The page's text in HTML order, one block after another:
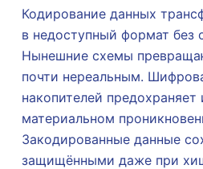
Кодирование данных
в недоступный формат без
Нынешние схемы
почти нереальным.
накопителей
материальном
Закодированные данные
защищёнными даже при